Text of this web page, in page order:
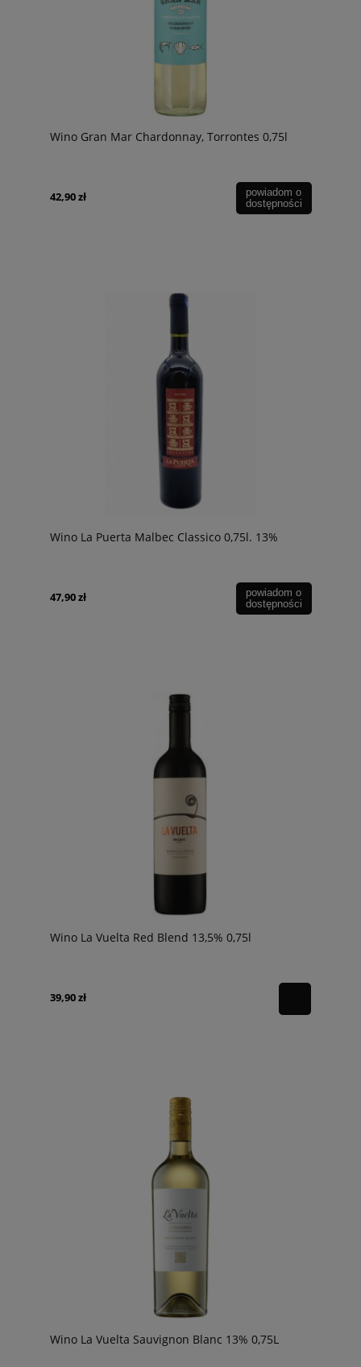
Wino Gran Mar Chardonnay, Torrontes 0,75l
42,90 zł
powiadom o
dostępności
Wino La Puerta Malbec Classico 0,75l. 13%
47,90 zł
powiadom o
dostępności
Wino La Vuelta Red Blend 13,5% 0,75l
39,90 zł
Wino La Vuelta Sauvignon Blanc 13% 0,75L